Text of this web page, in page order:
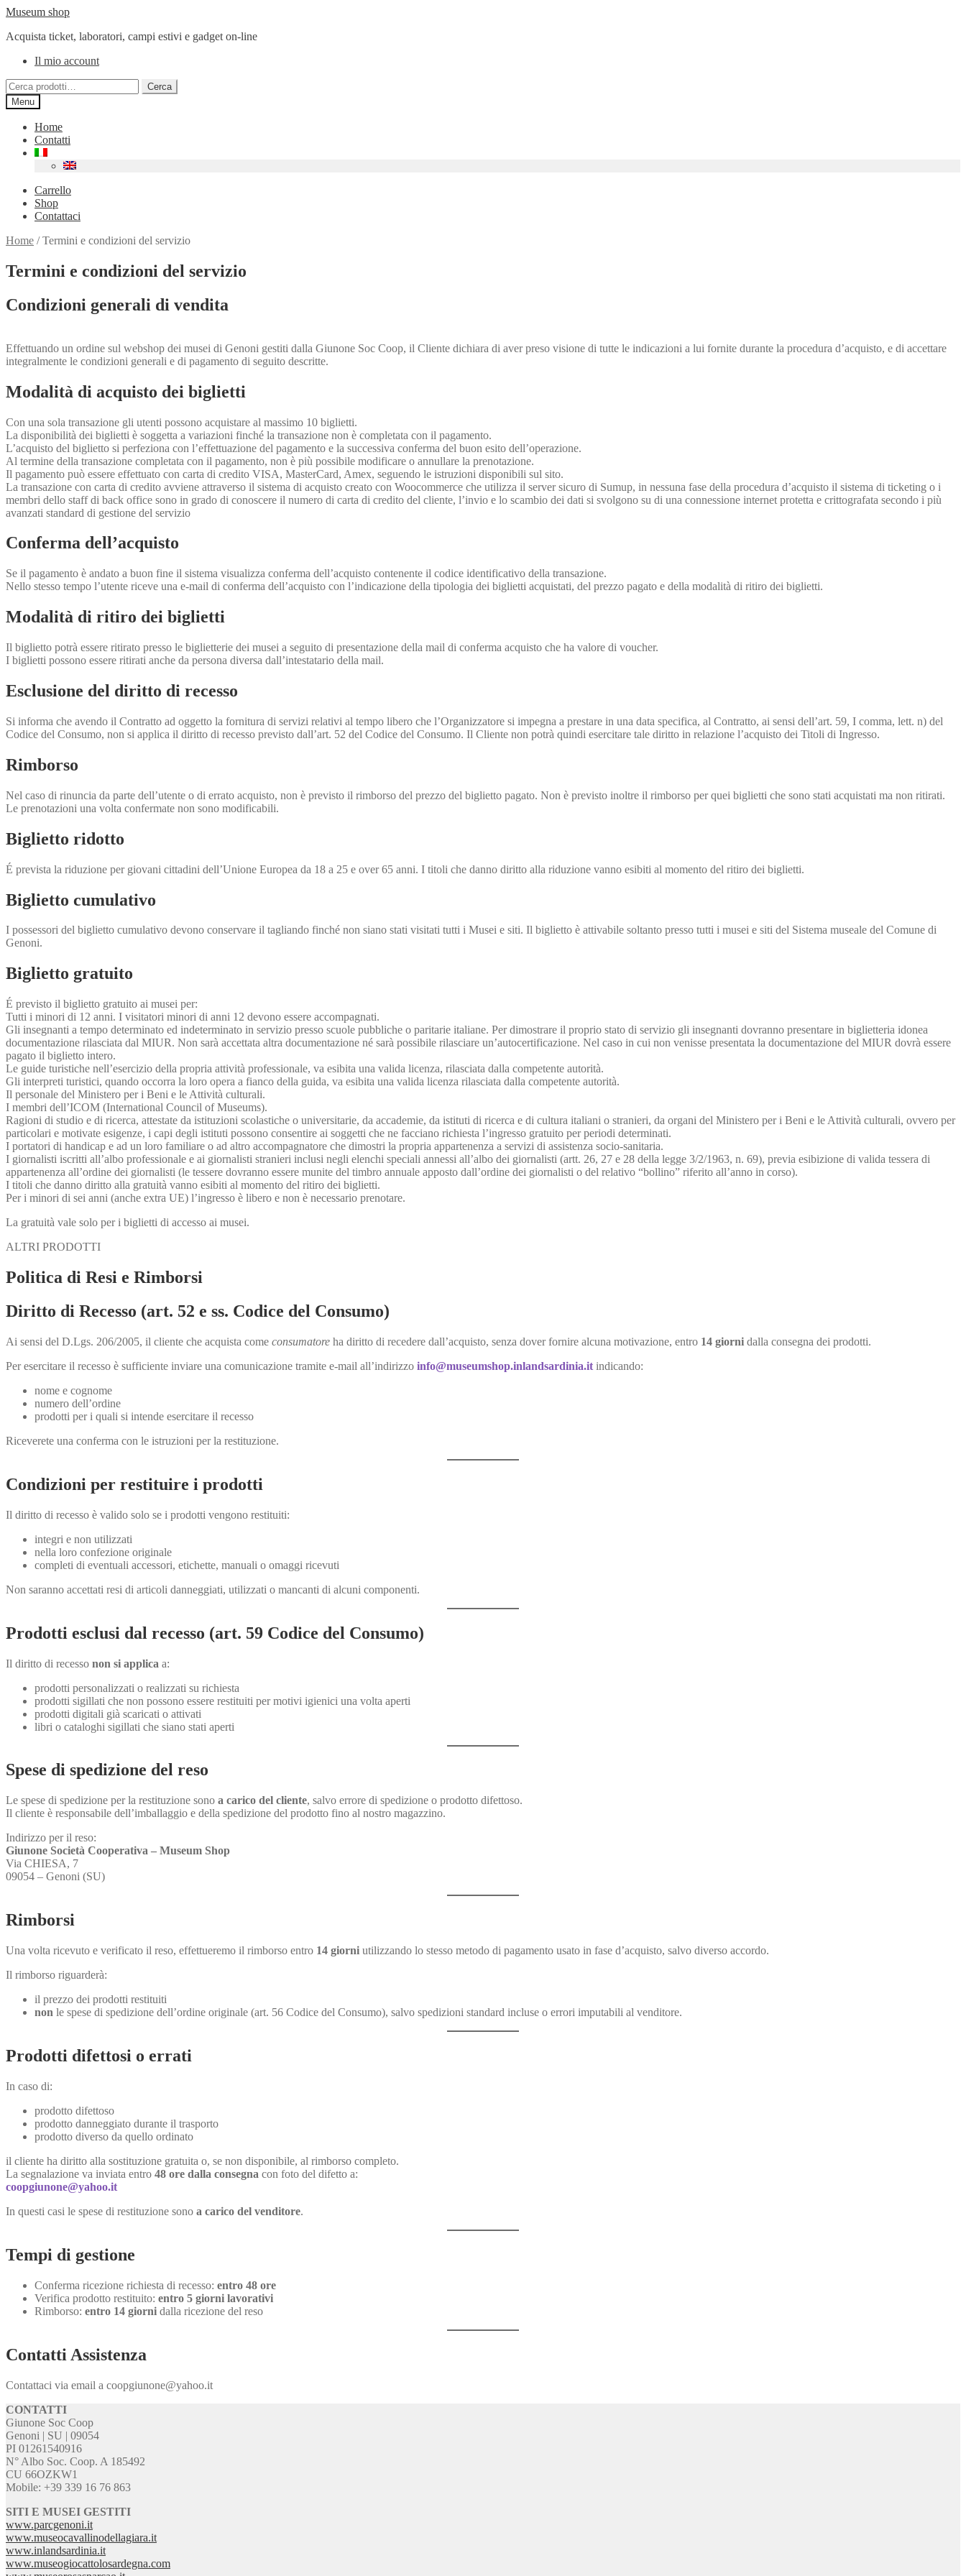
Vai
navigazione
Vai
contenuto
Museum shop
Acquista ticket, laboratori, campi estivi e gadget on-line
Il mio account
Cerca:
Cerca
Menu
Home
Contatti
Carrello
Shop
Contattaci
Home /Termini e condizioni del servizio
Termini e condizioni del servizio
Condizioni generali di vendita
Effettuando un ordine sul webshop dei musei di Genoni gestiti dalla Giunone Soc Coop, il Cliente dichiara di aver preso visione di tutte le indicazioni a lui fornite durante la procedura d’acquisto, e di accettare
integralmente le condizioni generali e di pagamento di seguito descritte.
Modalità di acquisto dei biglietti
Con una sola transazione gli utenti possono acquistare al massimo 10 biglietti.
La disponibilità dei biglietti è soggetta a variazioni finché la transazione non è completata con il pagamento.
L’acquisto del biglietto si perfeziona con l’effettuazione del pagamento e la successiva conferma del buon esito dell’operazione.
Al termine della transazione completata con il pagamento, non è più possibile modificare o annullare la prenotazione.
Il pagamento può essere effettuato con carta di credito VISA, MasterCard, Amex, seguendo le istruzioni disponibili sul sito.
La transazione con carta di credito avviene attraverso il sistema di acquisto creato con Woocommerce che utilizza il server sicuro di Sumup, in nessuna fase della procedura d’acquisto il sistema di ticketing o i
membri dello staff di back office sono in grado di conoscere il numero di carta di credito del cliente, l’invio e lo scambio dei dati si svolgono su di una connessione internet protetta e crittografata secondo i più
avanzati standard di gestione del servizio
Conferma dell’acquisto
Se il pagamento è andato a buon fine il sistema visualizza conferma dell’acquisto contenente il codice identificativo della transazione.
Nello stesso tempo l’utente riceve una e-mail di conferma dell’acquisto con l’indicazione della tipologia dei biglietti acquistati, del prezzo pagato e della modalità di ritiro dei biglietti.
Modalità di ritiro dei biglietti
Il biglietto potrà essere ritirato presso le biglietterie dei musei a seguito di presentazione della mail di conferma acquisto che ha valore di voucher.
I biglietti possono essere ritirati anche da persona diversa dall’intestatario della mail.
Esclusione del diritto di recesso
Si informa che avendo il Contratto ad oggetto la fornitura di servizi relativi al tempo libero che l’Organizzatore si impegna a prestare in una data specifica, al Contratto, ai sensi dell’art. 59, I comma, lett. n) del
Codice del Consumo, non si applica il diritto di recesso previsto dall’art. 52 del Codice del Consumo. Il Cliente non potrà quindi esercitare tale diritto in relazione l’acquisto dei Titoli di Ingresso.
Rimborso
Nel caso di rinuncia da parte dell’utente o di errato acquisto, non è previsto il rimborso del prezzo del biglietto pagato. Non è previsto inoltre il rimborso per quei biglietti che sono stati acquistati ma non ritirati.
Le prenotazioni una volta confermate non sono modificabili.
Biglietto ridotto
É prevista la riduzione per giovani cittadini dell’Unione Europea da 18 a 25 e over 65 anni. I titoli che danno diritto alla riduzione vanno esibiti al momento del ritiro dei biglietti.
Biglietto cumulativo
I possessori del biglietto cumulativo devono conservare il tagliando finché non siano stati visitati tutti i Musei e siti. Il biglietto è attivabile soltanto presso tutti i musei e siti del Sistema museale del Comune di
Genoni.
Biglietto gratuito
É previsto il biglietto gratuito ai musei per:
Tutti i minori di 12 anni. I visitatori minori di anni 12 devono essere accompagnati.
Gli insegnanti a tempo determinato ed indeterminato in servizio presso scuole pubbliche o paritarie italiane. Per dimostrare il proprio stato di servizio gli insegnanti dovranno presentare in biglietteria idonea
documentazione rilasciata dal MIUR. Non sarà accettata altra documentazione né sarà possibile rilasciare un’autocertificazione. Nel caso in cui non venisse presentata la documentazione del MIUR dovrà essere
pagato il biglietto intero.
Le guide turistiche nell’esercizio della propria attività professionale, va esibita una valida licenza, rilasciata dalla competente autorità.
Gli interpreti turistici, quando occorra la loro opera a fianco della guida, va esibita una valida licenza rilasciata dalla competente autorità.
Il personale del Ministero per i Beni e le Attività culturali.
I membri dell’ICOM (International Council of Museums).
Ragioni di studio e di ricerca, attestate da istituzioni scolastiche o universitarie, da accademie, da istituti di ricerca e di cultura italiani o stranieri, da organi del Ministero per i Beni e le Attività culturali, ovvero per
particolari e motivate esigenze, i capi degli istituti possono consentire ai soggetti che ne facciano richiesta l’ingresso gratuito per periodi determinati.
I portatori di handicap e ad un loro familiare o ad altro accompagnatore che dimostri la propria appartenenza a servizi di assistenza socio-sanitaria.
I giornalisti iscritti all’albo professionale e ai giornalisti stranieri inclusi negli elenchi speciali annessi all’albo dei giornalisti (artt. 26, 27 e 28 della legge 3/2/1963, n. 69), previa esibizione di valida tessera di
appartenenza all’ordine dei giornalisti (le tessere dovranno essere munite del timbro annuale apposto dall’ordine dei giornalisti o del relativo “bollino” riferito all’anno in corso).
I titoli che danno diritto alla gratuità vanno esibiti al momento del ritiro dei biglietti.
Per i minori di sei anni (anche extra UE) l’ingresso è libero e non è necessario prenotare.
La gratuità vale solo per i biglietti di accesso ai musei.
ALTRI PRODOTTI
Politica di Resi e Rimborsi
Diritto di Recesso (art. 52 e ss. Codice del Consumo)
Ai sensi del D.Lgs. 206/2005, il cliente che acquista come consumatore ha diritto di recedere dall’acquisto, senza dover fornire alcuna motivazione, entro 14 giorni dalla consegna dei prodotti.
Per esercitare il recesso è sufficiente inviare una comunicazione tramite e-mail all’indirizzo info@museumshop.inlandsardinia.it indicando:
nome e cognome
numero dell’ordine
prodotti per i quali si intende esercitare il recesso
Riceverete una conferma con le istruzioni per la restituzione.
Condizioni per restituire i prodotti
Il diritto di recesso è valido solo se i prodotti vengono restituiti:
integri e non utilizzati
nella loro confezione originale
completi di eventuali accessori, etichette, manuali o omaggi ricevuti
Non saranno accettati resi di articoli danneggiati, utilizzati o mancanti di alcuni componenti.
Prodotti esclusi dal recesso (art. 59 Codice del Consumo)
Il diritto di recesso non si applica a:
prodotti personalizzati o realizzati su richiesta
prodotti sigillati che non possono essere restituiti per motivi igienici una volta aperti
prodotti digitali già scaricati o attivati
libri o cataloghi sigillati che siano stati aperti
Spese di spedizione del reso
Le spese di spedizione per la restituzione sono a carico del cliente, salvo errore di spedizione o prodotto difettoso.
Il cliente è responsabile dell’imballaggio e della spedizione del prodotto fino al nostro magazzino.
Indirizzo per il reso:
Giunone Società Cooperativa – Museum Shop
Via CHIESA, 7
09054 – Genoni (SU)
Rimborsi
Una volta ricevuto e verificato il reso, effettueremo il rimborso entro 14 giorni utilizzando lo stesso metodo di pagamento usato in fase d’acquisto, salvo diverso accordo.
Il rimborso riguarderà:
il prezzo dei prodotti restituiti
non le spese di spedizione dell’ordine originale (art. 56 Codice del Consumo), salvo spedizioni standard incluse o errori imputabili al venditore.
Prodotti difettosi o errati
In caso di:
prodotto difettoso
prodotto danneggiato durante il trasporto
prodotto diverso da quello ordinato
il cliente ha diritto alla sostituzione gratuita o, se non disponibile, al rimborso completo.
La segnalazione va inviata entro 48 ore dalla consegna con foto del difetto a:
coopgiunone@yahoo.it
In questi casi le spese di restituzione sono a carico del venditore.
Tempi di gestione
Conferma ricezione richiesta di recesso: entro 48 ore
Verifica prodotto restituito: entro 5 giorni lavorativi
Rimborso: entro 14 giorni dalla ricezione del reso
Contatti Assistenza
Contattaci via email a coopgiunone@yahoo.it
CONTATTI
Giunone Soc Coop
Genoni | SU | 09054
PI 01261540916
N° Albo Soc. Coop. A 185492
CU 66OZKW1
Mobile: +39 339 16 76 863
SITI E MUSEI GESTITI
www.parcgenoni.it
www.museocavallinodellagiara.it
www.inlandsardinia.it
www.museogiocattolosardegna.com